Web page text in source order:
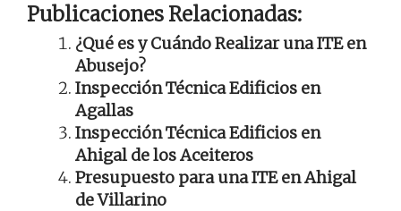
Publicaciones Relacionadas:
¿Qué es y Cuándo Realizar una ITE en
Abusejo?
Inspección Técnica Edificios en
Agallas
Inspección Técnica Edificios en
Ahigal de los Aceiteros
Presupuesto para una ITE en Ahigal
de Villarino